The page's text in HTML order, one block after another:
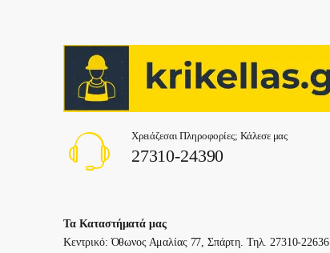
Χρειάζεσαι Πληροφορίες; Κάλεσε μας
27310-24390
Τα Καταστήματά μας
Κεντρικό: Όθωνος Αμαλίας 77, Σπάρτη. Τηλ. 27310-22636